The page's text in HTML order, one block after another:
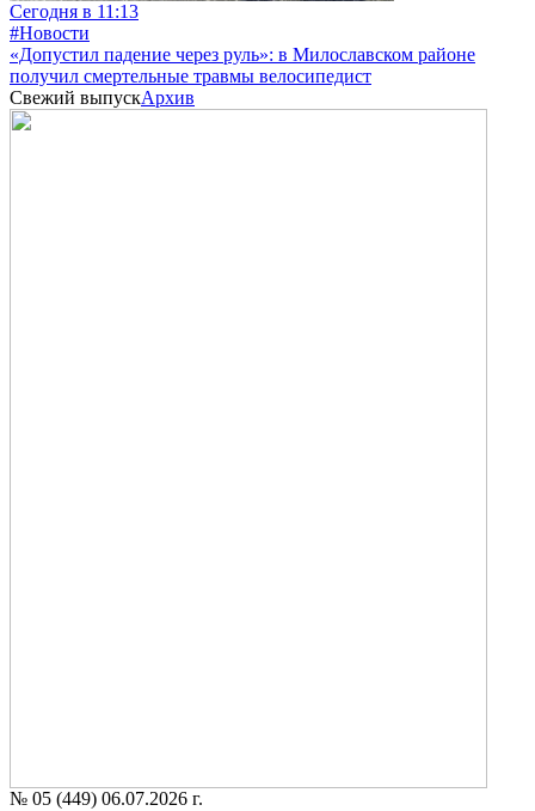
Сегодня в 11:13
#Новости
«Допустил падение через руль»: в Милославском районе
получил смертельные травмы велосипедист
Свежий выпускАрхив
№ 05 (449) 06.07.2026 г.